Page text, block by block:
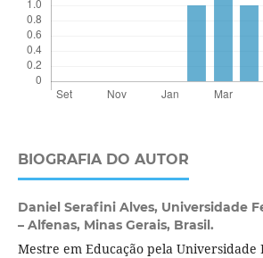
BIOGRAFIA DO AUTOR
Daniel Serafini Alves, Universidade
– Alfenas, Minas Gerais, Brasil.
Mestre em Educação pela Universidade